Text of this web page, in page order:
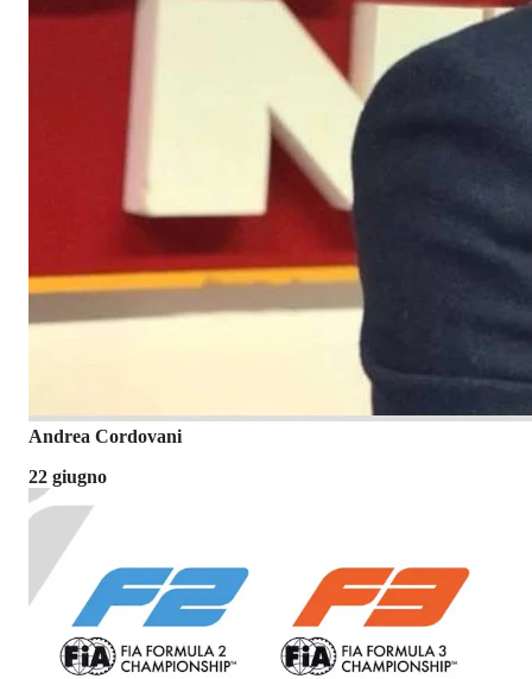
Andrea Cordovani
22 giugno